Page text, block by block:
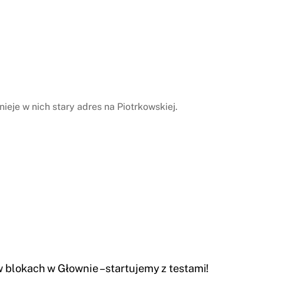
w nich stary adres na Piotrkowskiej.
blokach w Głownie – startujemy z testami!